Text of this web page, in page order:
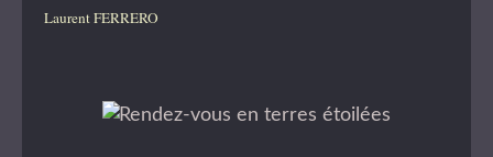
Laurent FERRERO